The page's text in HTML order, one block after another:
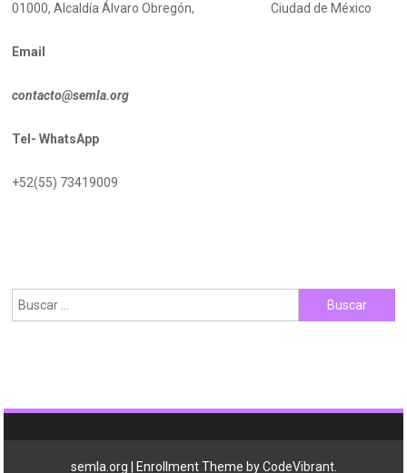
01000, Alcaldía Álvaro Obregón, Ciudad de México
Email
contacto@semla.org
Tel- WhatsApp
+52(55) 73419009
Buscar:
semla.org Enrollment Theme byCodeVibrant.